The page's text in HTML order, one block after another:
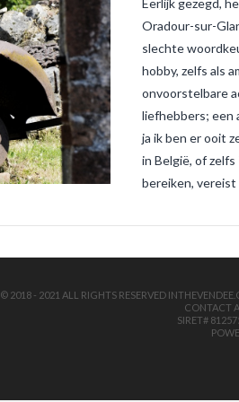
Eerlijk gezegd,
Oradour-sur-
slechte
hobby, zelfs als
onvoorstelbare
liefhebbers; een
ja ik ben er ooit
in België, of
bereiken,
© 2018 - 2021 ALL RIGHTS RESERVED
CONTACT
SIRET#